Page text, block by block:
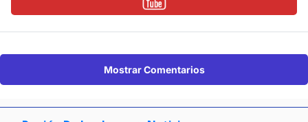
Mostrar Comentarios